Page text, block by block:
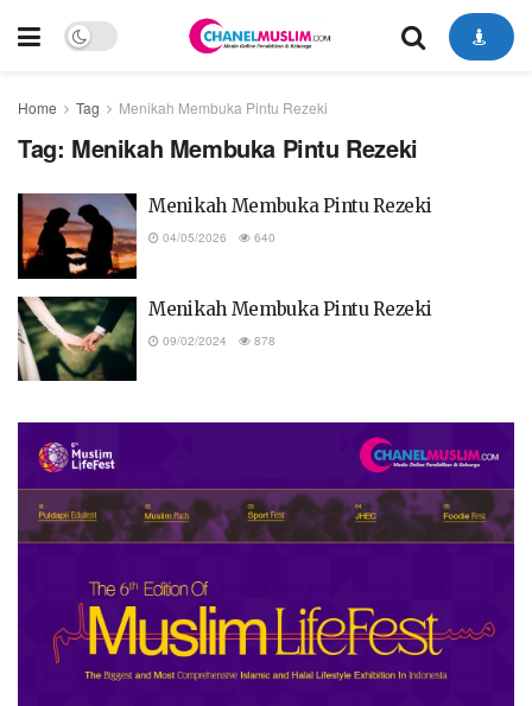
Home Tag Menikah Membuka Pintu Rezeki
Tag: Menikah Membuka Pintu Rezeki
Menikah Membuka Pintu Rezeki
04/05/2026 640
Menikah Membuka Pintu Rezeki
09/02/2024 878